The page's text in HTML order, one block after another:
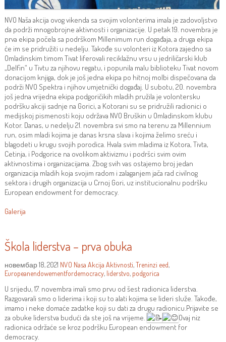
NVO Naša akcija ovog vikenda sa svojim volonterima imala je zadovoljstvo
da podrži mnogobrojne aktivnosti i organizacije. U petak 19. novembra je
prva ekipa počela sa podrškom Millenimum run događaja, a druga ekipa
će im se pridružiti u nedelju. Takođe su volonteri iz Kotora zajedno sa
Omladinskim timom Tivat liferovali reciklažnu vrsu u jedriličarski klub
„Delfin“ u Tivtu za njihovu regatu, i popunila malu biblioteku Tivat novom
donacijom knjiga, dok je još jedna ekipa po hitnoj molbi dispečovana da
podrži NVO Spektra i njihov umjetnički događaj. U subotu, 20. novembra
još jedna vrijedna ekipa podgoričikih mladih pružila je volontersku
podršku akciji sadnje na Gorici, a Kotorani su se pridružili radionici o
medijskoj pismenosti koju održava NVO Bruškin u Omladinskom klubu
Kotor. Danas, u nedelju 21. novembra svi smo na terenu za Millennium
run, osim mladi kojima je danas krsna slava i kojima želimo sreću i
blagodeti u krugu svojih porodica. Hvala svim mladima iz Kotora, Tivta,
Cetinja, i Podgorice na ovolikom aktivizmu i podršci svim ovim
aktivnostima i organizacijama. Zbog svih vas ostajemo broj jedan
organizacija mladih koja svojim radom i zalaganjem jača rad civilnog
sektora i drugih organizacija u Crnoj Gori, uz institucionalnu podršku
European endowment for democracy.
Galerija
Škola liderstva – prva obuka
новембар 18, 2021 NVO Nasa Akcija Aktivnosti,Treninzi eed,
Europeanendowementfordemocracy, liderstvo, podgorica
U srijedu, 17. novembra imali smo prvu od šest radionica liderstva.
Razgovarali smo o liderima i koji su to alati kojima se lideri služe. Takođe,
imamo i neke domaće zadatke koji su dati za drugu radionicu.Prijavite se
za obuke liderstva budući da ste još na vrijeme.
Ovaj niz
radionica održaće se kroz podršku European endowment for
democracy.